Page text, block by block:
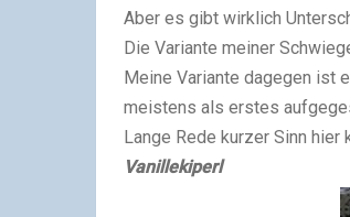
Aber es gibt wirklich
Die Variante meiner
Meine Variante dagegen ist
meistens als erstes
Lange Rede kurzer Sinn
Vanillekiperl